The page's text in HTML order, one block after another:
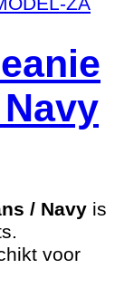
/ Navy is
voor